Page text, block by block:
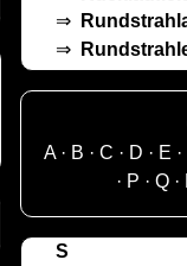
⇒
⇒
A· B · C · D · E ·
· P ·Q ·
S